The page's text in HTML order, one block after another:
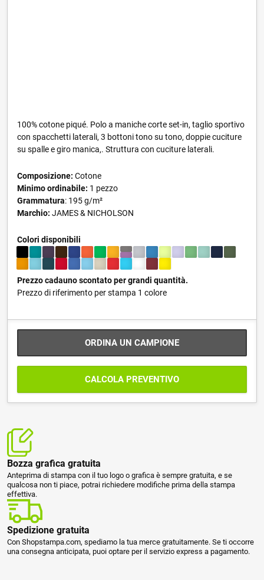
100% cotone piqué. Polo a maniche corte set-in, taglio sportivo
con spacchetti laterali, 3 bottoni tono su tono, doppie cuciture
su spalle e giro manica,. Struttura con cuciture laterali.
Composizione: Cotone
Minimo ordinabile: 1 pezzo
Grammatura: 195 g/m²
Marchio: JAMES & NICHOLSON
Colori disponibili
Prezzo cadauno scontato per grandi quantità.
Prezzo di riferimento per stampa 1 colore
ORDINA UN CAMPIONE
CALCOLA PREVENTIVO
Bozza grafica gratuita
Anteprima di stampa con il tuo logo o grafica è sempre gratuita, e se
qualcosa non ti piace, potrai richiedere modifiche prima della stampa
effettiva.
Spedizione gratuita
Con Shopstampa.com, spediamo la tua merce gratuitamente. Se ti occorre
una consegna anticipata, puoi optare per il servizio express a pagamento.